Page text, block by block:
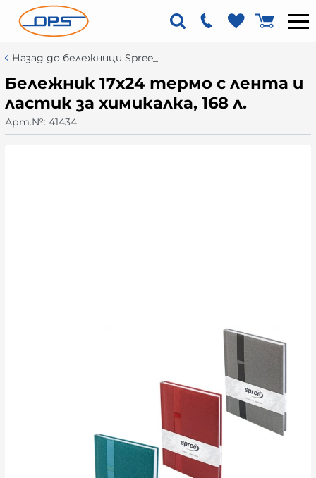
Назад до бележници Spree_
Бележник 17х24 термо с лента и
ластик за химикалка, 168 л.
Арт.№: 41434